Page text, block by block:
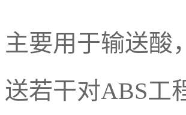
主要用于输送酸
送若干对ABS工